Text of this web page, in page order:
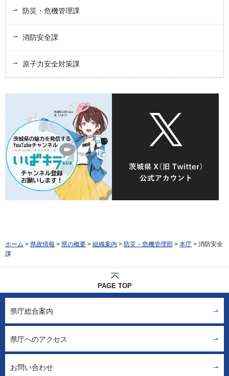
防災・危機管理課
消防安全課
原子力安全対策課
ホーム > 県政情報 > 県の概要 > 組織案内 > 防災・危機管理部 > 本庁 > 消防安全
課
PAGE TOP
県庁総合案内
県庁へのアクセス
お問い合わせ